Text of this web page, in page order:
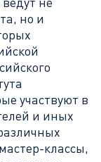
но и
участвуют в
и иных
классы,